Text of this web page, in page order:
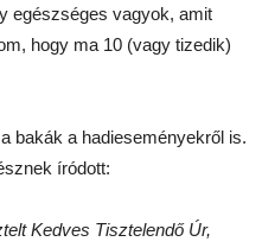
egészséges vagyok, amit
hogy ma 10 (vagy tizedik)
bakák a hadieseményekről is.
íródott:
Kedves Tisztelendő Úr,